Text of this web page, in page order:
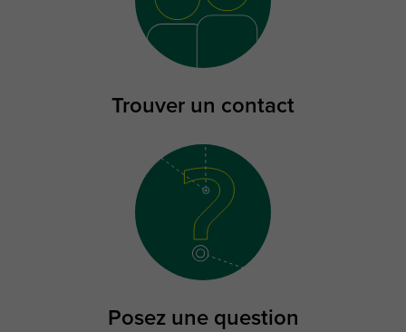
Trouver un contact
Posez une question